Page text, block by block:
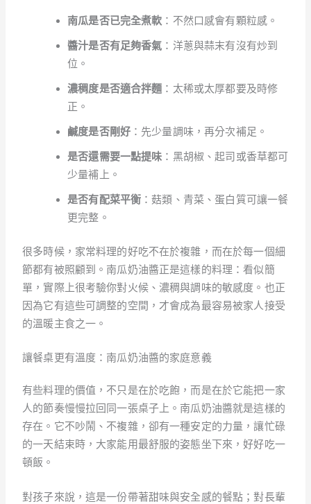
南瓜是否已完全煮軟 ：不然口感會有顆粒感。
醬汁是否有足夠香氣 ：洋蔥與蒜末有沒有炒到
位。
濃稠度是否適合拌麵 ：太稀或太厚都要及時修
正。
鹹度是否剛好 ：先少量調味，再分次補足。
是否還需要一點提味 ：黑胡椒、起司或香草都可
少量補上。
是否有配菜平衡 ：菇類、青菜、蛋白質可讓一餐
更完整。
很多時候，家常料理的好吃不在於複雜，而在於每一個細
節都有被照顧到。南瓜奶油醬正是這樣的料理：看似簡
單，實際上很考驗你對火候、濃稠與調味的敏感度。也正
因為它有這些可調整的空間，才會成為最容易被家人接受
的溫暖主食之一。
讓餐桌更有溫度：南瓜奶油醬的家庭意義
有些料理的價值，不只是在於吃飽，而是在於它能把一家
人的節奏慢慢拉回同一張桌子上。南瓜奶油醬就是這樣的
存在。它不吵鬧、不複雜，卻有一種安定的力量，讓忙碌
的一天結束時，大家能用最舒服的姿態坐下來，好好吃一
頓飯。
對孩子來說，這是一份帶著甜味與安全感的餐點；對長輩